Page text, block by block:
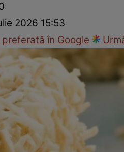
2026 15:53
în Google